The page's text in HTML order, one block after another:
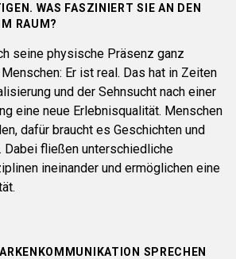
WAS FASZINIERT SIE AN DEN
RAUM?
seine physische Präsenz ganz
Er ist real. Das hat in Zeiten
und der Sehnsucht nach einer
eine neue Erlebnisqualität. Menschen
dafür braucht es Geschichten und
Dabei fließen unterschiedliche
ineinander und ermöglichen eine
SPRECHEN